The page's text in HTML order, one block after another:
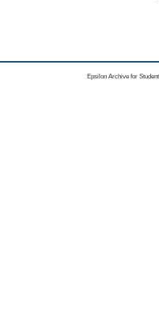
Epsilon Archive for